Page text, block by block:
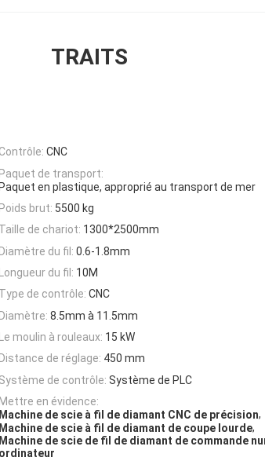
TRAITS
Contrôle: CNC
Paquet de transport:
Paquet en plastique, approprié au transport de mer
Poids brut: 5500 kg
Taille de chariot: 1300*2500mm
Diamètre du fil: 0.6-1.8mm
Longueur du fil: 10M
Type de contrôle: CNC
Diamètre: 8.5mm à 11.5mm
Le moulin à rouleaux: 15 kW
Distance de réglage: 450 mm
Système de contrôle: Système de PLC
Mettre en évidence:
Machine de scie à fil de diamant CNC de précision,
Machine de scie à fil de diamant de coupe lourde,
Machine de scie de fil de diamant de commande
ordinateur